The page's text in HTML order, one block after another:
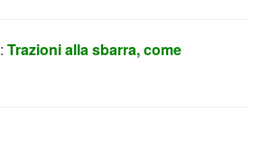
Trazioni alla sbarra, come